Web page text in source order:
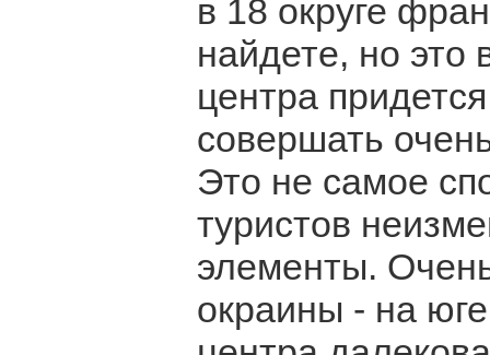
в 18 округе
найдете, но это
центра
совершать
Это не самое
туристов
элементы.
окраины - на